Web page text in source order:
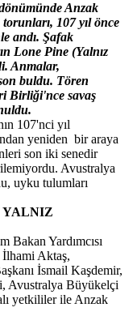
Anzak
107 yıl önce
andı. Şafak
Lone Pine (Yalnız
Anmalar,
buldu. Tören
Birliği'nce savaş
107'nci yıl
yeniden bir araya
son iki senedir
Avustralya
uyku tulumları
YALNIZ
Yardımcısı
Aktaş,
İsmail Kaşdemir,
Avustralya Büyükelçi
yetkililer ile Anzak